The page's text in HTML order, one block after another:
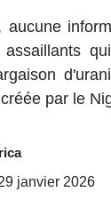
aucune
assaillants
par le
janvier 2026